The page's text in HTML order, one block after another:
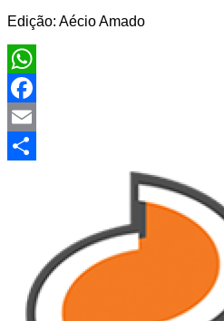
Edição: Aécio Amado
WhatsApp
Facebook
Email